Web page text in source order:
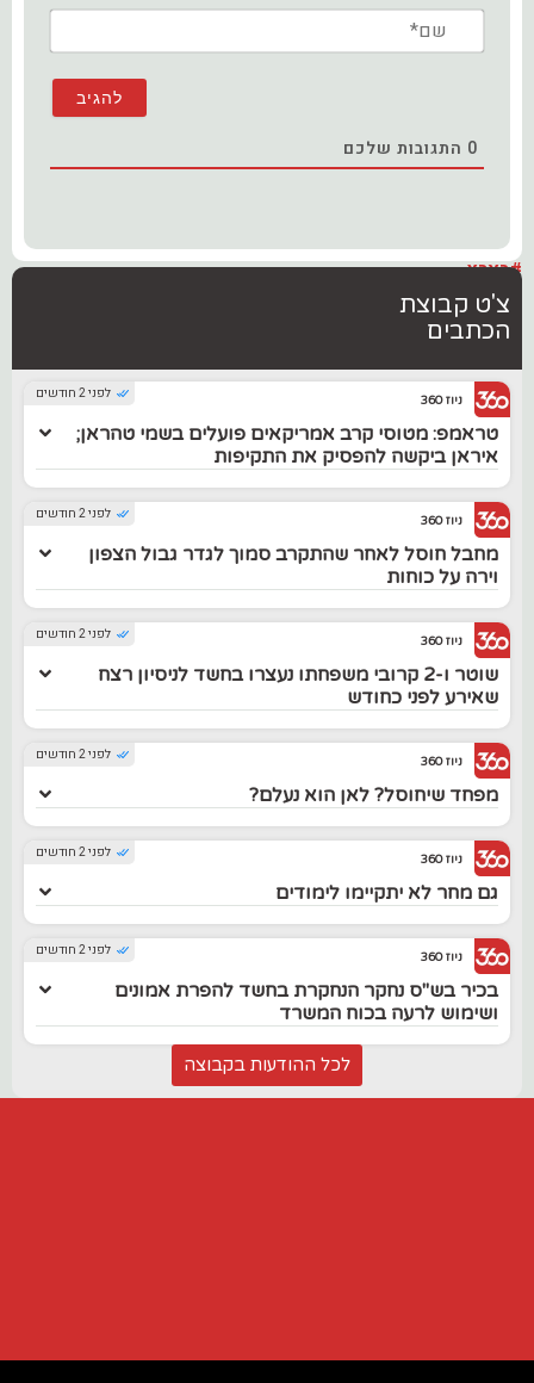
0 התגובות שלכם
#בארץ
צ'ט קבוצת
הכתבים
לפני 2 חודשים ניוז 360
טראמפ: מטוסי קרב אמריקאים פועלים בשמי טהראן;
איראן ביקשה להפסיק את התקיפות
לפני 2 חודשים ניוז 360
מחבל חוסל לאחר שהתקרב סמוך לגדר גבול הצפון
וירה על כוחות
לפני 2 חודשים ניוז 360
שוטר ו-2 קרובי משפחתו נעצרו בחשד לניסיון רצח
שאירע לפני כחודש
לפני 2 חודשים ניוז 360
מפחד שיחוסל? לאן הוא נעלם?
לפני 2 חודשים ניוז 360
גם מחר לא יתקיימו לימודים
לפני 2 חודשים ניוז 360
בכיר בש"ס נחקר הנחקרת בחשד להפרת אמונים
ושימוש לרעה בכוח המשרד
לכל ההודעות בקבוצה